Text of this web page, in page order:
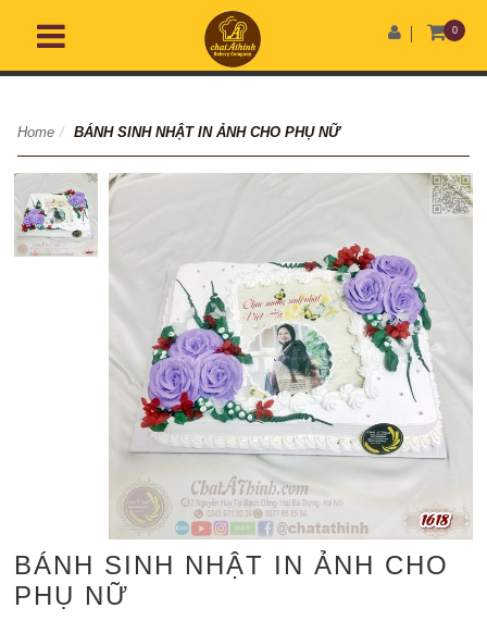
0
Home / BÁNH SINH NHẬT IN ẢNH CHO PHỤ NỮ
BÁNH SINH NHẬT IN ẢNH CHO
PHỤ NỮ